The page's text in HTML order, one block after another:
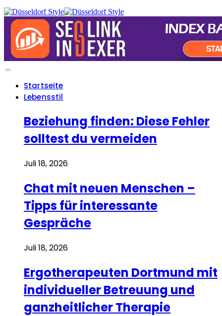
Startseite
Lebensstil
Beziehung finden: Diese Fehler
solltest du vermeiden
Juli 18, 2026
Chat mit neuen Menschen –
Tipps für interessante
Gespräche
Juli 18, 2026
Ergotherapeuten Dortmund mit
individueller Betreuung und
ganzheitlicher Therapie